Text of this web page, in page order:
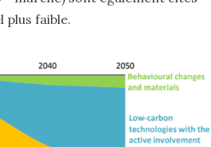
plus faible.